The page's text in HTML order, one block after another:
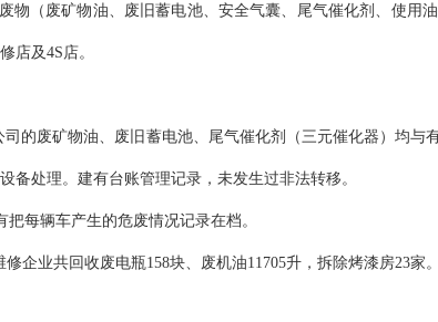
物（废矿物油、废旧蓄电池、安全气囊、尾气催化剂、使用
店及4S店。
的废矿物油、废旧蓄电池、尾气催化剂（三元催化器）均与
备处理。建有台账管理记录，未发生过非法转移。
每辆车产生的危废情况记录在档。
企业共回收废电瓶158块、废机油11705升，拆除烤漆房23家